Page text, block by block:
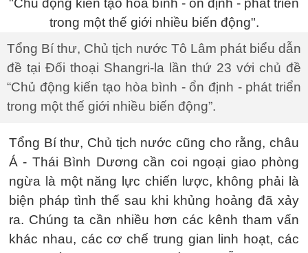
Tổng Bí thư, Chủ tịch nước Tô Lâm phát biểu dẫn
đề tại Đối thoại Shangri-la lần thứ 23 với chủ đề
“Chủ động kiến tạo hòa bình - ổn định - phát triển
trong một thế giới nhiều biến động”.
Tổng Bí thư, Chủ tịch nước cũng cho rằng, châu
Á - Thái Bình Dương cần coi ngoại giao phòng
ngừa là một năng lực chiến lược, không phải là
biện pháp tình thế sau khi khủng hoảng đã xảy
ra. Chúng ta cần nhiều hơn các kênh tham vấn
khác nhau, các cơ chế trung gian linh hoạt, các